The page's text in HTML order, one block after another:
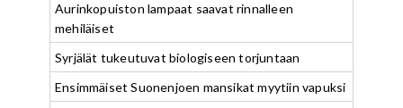
Aurinkopuiston lampaat saavat rinnalleen
mehiläiset
Syrjälät tukeutuvat biologiseen torjuntaan
Ensimmäiset Suonenjoen mansikat myytiin vapuksi